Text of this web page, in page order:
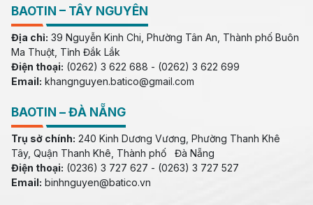
BAOTIN – TÂY NGUYÊN
Địa chỉ: 39 Nguyễn Kinh Chi, Phường Tân An, Thành phố Buôn
Ma Thuột, Tỉnh Đắk Lắk
Điện thoại: (0262) 3 622 688 - (0262) 3 622 699
Email: khangnguyen.batico@gmail.com
BAOTIN – ĐÀ NẴNG
Trụ sở chính: 240 Kinh Dương Vương, Phường Thanh Khê
Tây, Quận Thanh Khê, Thành phố Đà Nẵng
Điện thoại: (0236) 3 727 627 - (0263) 3 727 527
Email: binhnguyen@batico.vn